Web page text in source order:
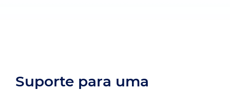
Suporte para uma